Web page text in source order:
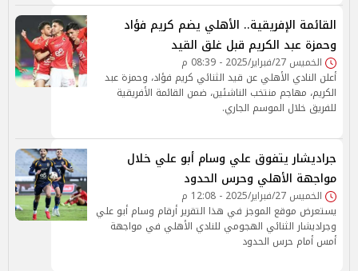
القائمة الإفريقية.. الأهلي يضم كريم فؤاد
وحمزة عبد الكريم قبل غلق القيد
الخميس 27/فبراير/2025 - 08:39 م
أعلن النادي الأهلي عن قيد الثنائي كريم فؤاد، وحمزة عبد
الكريم، مهاجم منتخب الناشئين، ضمن القائمة الأفريقية
للفريق خلال الموسم الجاري.
جراديشار يتفوق علي وسام أبو علي خلال
مواجهة الأهلي وحرس الحدود
الخميس 27/فبراير/2025 - 12:08 م
يستعرض موقع الموجز في هذا التقرير أرقام وسام أبو علي
وجراديشار الثنائي الهجومي للنادي الأهلي في مواجهة
أمس أمام حرس الحدود